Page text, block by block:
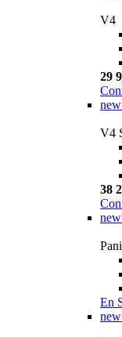
V4
29
new
V4
38
new
En
new